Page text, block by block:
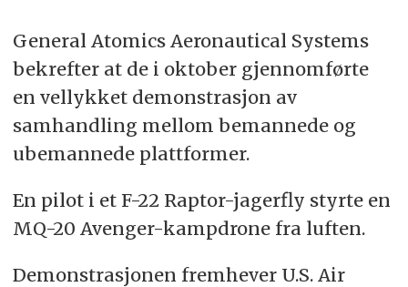
General Atomics Aeronautical Systems
bekrefter at de i oktober gjennomførte
en vellykket demonstrasjon av
samhandling mellom bemannede og
ubemannede plattformer.
En pilot i et F-22 Raptor-jagerfly styrte en
MQ-20 Avenger-kampdrone fra luften.
Demonstrasjonen fremhever U.S. Air